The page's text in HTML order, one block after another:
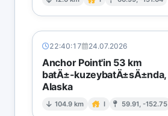
22:40:17 24.07.2026
Anchor Point'in 53 km
batÄ±-kuzeybatÄ±sÄ±nda,
Alaska
104.9 km I 59.91, -152.75